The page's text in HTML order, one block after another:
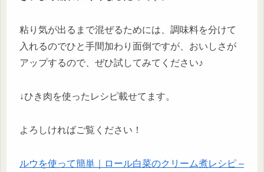
粘り気が出るまで混ぜるためには、調味料を分けて
入れるのでひと手間加わり面倒ですが、おいしさが
アップするので、ぜひ試してみてください♪
↓ひき肉を使ったレシピ載せてます。
よろしければご覧ください！
ルウを使って簡単｜ロール白菜のクリーム煮レシピ –